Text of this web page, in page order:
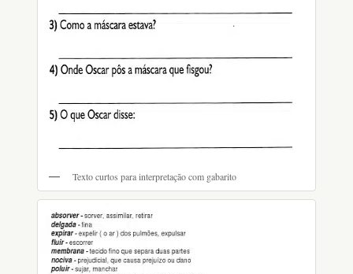
Texto curtos para interpretação com gabarito